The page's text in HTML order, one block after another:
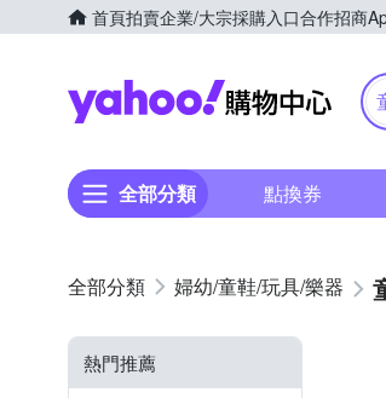
首頁拍賣企業/大宗採購入口合作招商
全部分類 點換券
婦幼/童鞋/玩具/樂器
熱門推薦